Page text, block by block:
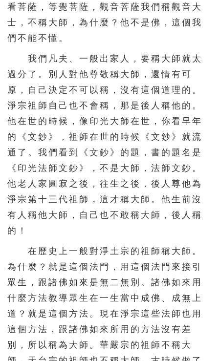
看菩薩，等覺菩薩，觀音菩薩我們稱觀音大
士，不稱大師，為什麼？他不是佛，這個我
們不能不懂。
我們凡夫、一般出家人，要稱大師就太
過分了。別人對他尊敬稱大師，還情有可
原，自己決定不可以稱，沒有這個道理的。
淨宗祖師自己也不會稱，那是後人稱他的。
他在世的時候，像印光大師在世，你看早年
的《文鈔》，祖師在世的時候《文鈔》就流
通了。我們看到《文鈔》的題，書的題名是
《印光法師文鈔》，不是大師，法師文鈔。
他老人家圓寂之後，往生之後，後人尊他為
淨宗第十三代祖師，這才稱大師。他生前沒
有人稱他大師，自己也不敢稱大師，後人稱
的！
在歷史上一般對淨土宗的祖師稱大師。
為什麼？就是這個法門，用這個法門來接引
眾生，跟諸佛如來是無二無別。諸佛如來用
什麼方法教導眾生在一生當中成佛、成無上
道？就是這個方法。現在淨宗這些法師也用
這個方法，跟諸佛如來所用的方法沒有差
別，所以稱為大師。華嚴宗的祖師不稱大